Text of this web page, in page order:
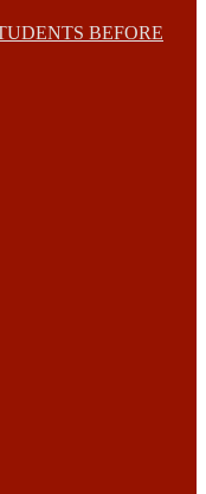
BEFORE